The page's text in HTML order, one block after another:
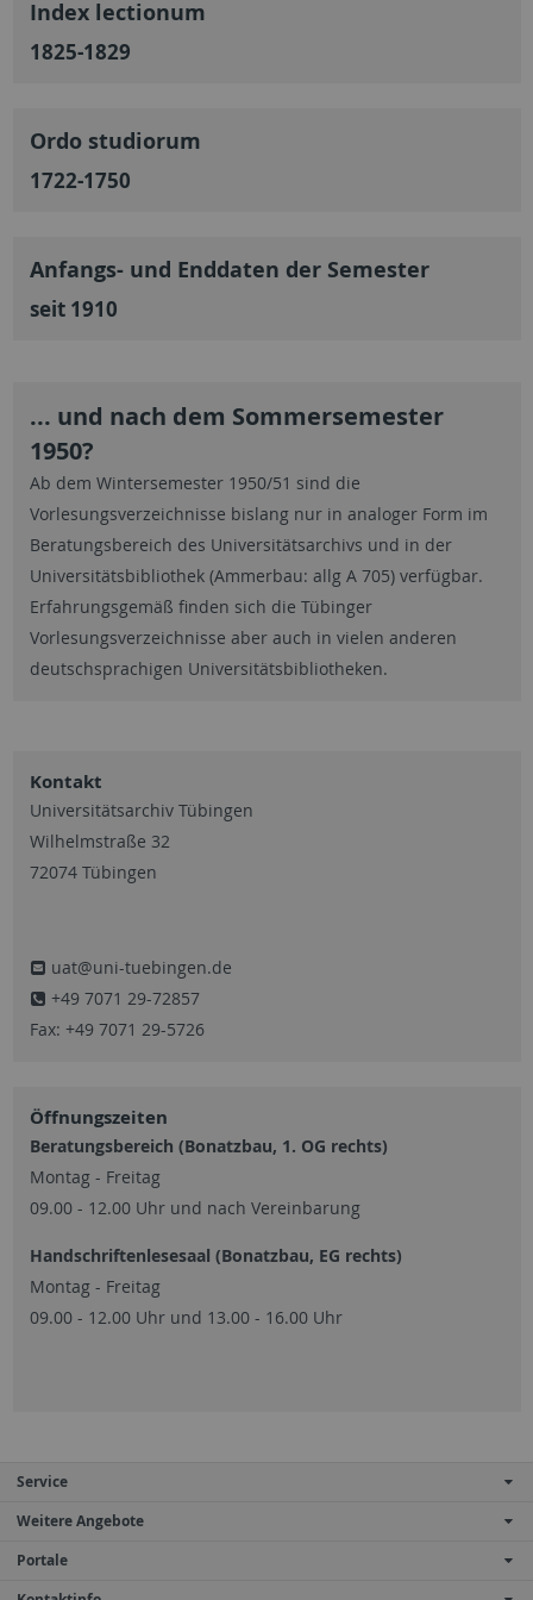
Index lectionum
1825-1829
Ordo studiorum
1722-1750
Anfangs- und Enddaten der Semester
seit 1910
... und nach dem Sommersemester
1950?
Ab dem Wintersemester 1950/51 sind die
Vorlesungsverzeichnisse bislang nur in analoger Form im
Beratungsbereich des Universitätsarchivs und in der
Universitätsbibliothek (Ammerbau: allg A 705) verfügbar.
Erfahrungsgemäß finden sich die Tübinger
Vorlesungsverzeichnisse aber auch in vielen anderen
deutschsprachigen Universitätsbibliotheken.
Kontakt
Universitätsarchiv Tübingen
Wilhelmstraße 32
72074 Tübingen
uat@uni-tuebingen.de
+49 7071 29-72857
Fax: +49 7071 29-5726
Öffnungszeiten
Beratungsbereich (Bonatzbau, 1. OG rechts)
Montag - Freitag
09.00 - 12.00 Uhr und nach Vereinbarung
Handschriftenlesesaal (Bonatzbau, EG rechts)
Montag - Freitag
09.00 - 12.00 Uhr und 13.00 - 16.00 Uhr
Service
Weitere Angebote
Portale